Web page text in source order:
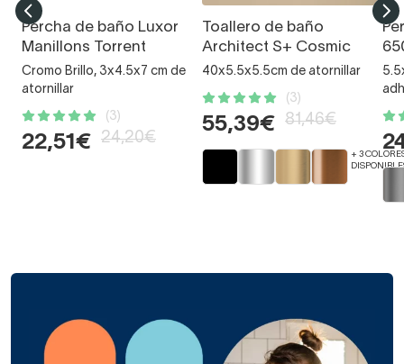
Percha de baño Luxor
Manillons Torrent
Cromo Brillo, 3x4.5x7 cm de
atornillar
(3)
22,51€ 24,20€
Toallero de baño
Architect S+ Cosmic
40x5.5x5.5cm de atornillar
(3)
55,39€ 81,46€
+ 3